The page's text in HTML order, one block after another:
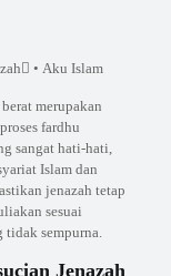
merupakan
fardhu
sangat hati-hati,
Islam dan
jenazah tetap
sesuai
tidak sempurna.
Jenazah